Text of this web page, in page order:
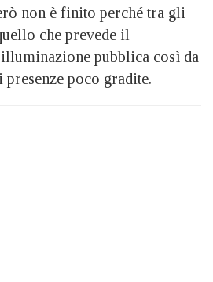
non è finito perché tra gli
che prevede il
pubblica così da
poco gradite.